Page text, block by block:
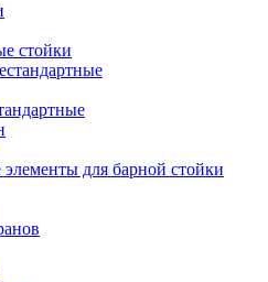
стойки
для барной стойки